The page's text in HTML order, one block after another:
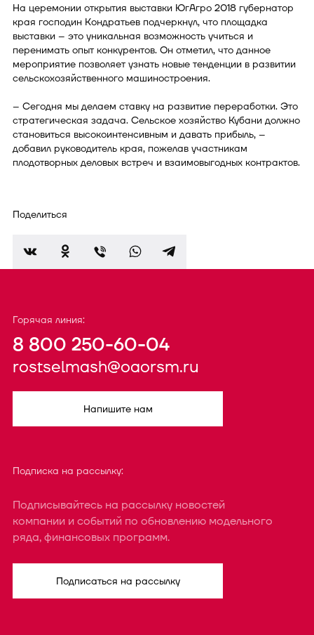
На церемонии открытия выставки ЮгАгро 2018 губернатор
края господин Кондратьев подчеркнул, что площадка
выставки – это уникальная возможность учиться и
перенимать опыт конкурентов. Он отметил, что данное
мероприятие позволяет узнать новые тенденции в развитии
сельскохозяйственного машиностроения.
– Сегодня мы делаем ставку на развитие переработки. Это
стратегическая задача. Сельское хозяйство Кубани должно
становиться высокоинтенсивным и давать прибыль, –
добавил руководитель края, пожелав участникам
плодотворных деловых встреч и взаимовыгодных контрактов.
Поделиться
Горячая линия:
8 800 250-60-04
rostselmash@oaorsm.ru
Напишите нам
Подписка на рассылку:
Подписывайтесь на рассылку новостей
компании и событий по обновлению модельного
ряда, финансовых программ.
Подписаться на рассылку